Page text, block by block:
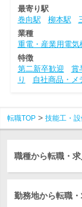
最寄り駅
巻向駅
柳本駅
業種
重電・産業用電気
特徴
第二新卒歓迎
賞
り
自社商品・メ
転職TOP 技能工・
職種から転職・
勤務地から転職